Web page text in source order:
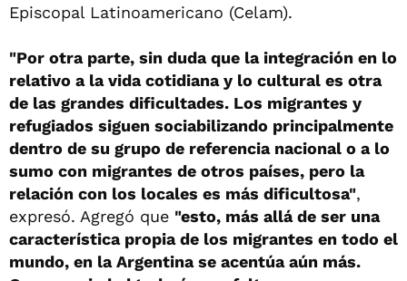
Episcopal Latinoamericano (Celam).
"Por otra parte, sin duda que la integración en lo
relativo a la vida cotidiana y lo cultural es otra
de las grandes dificultades. Los migrantes y
refugiados siguen sociabilizando principalmente
dentro de su grupo de referencia nacional o a lo
sumo con migrantes de otros países, pero la
relación con los locales es más dificultosa",
expresó. Agregó que "esto, más allá de ser una
característica propia de los migrantes en todo el
mundo, en la Argentina se acentúa aún más.